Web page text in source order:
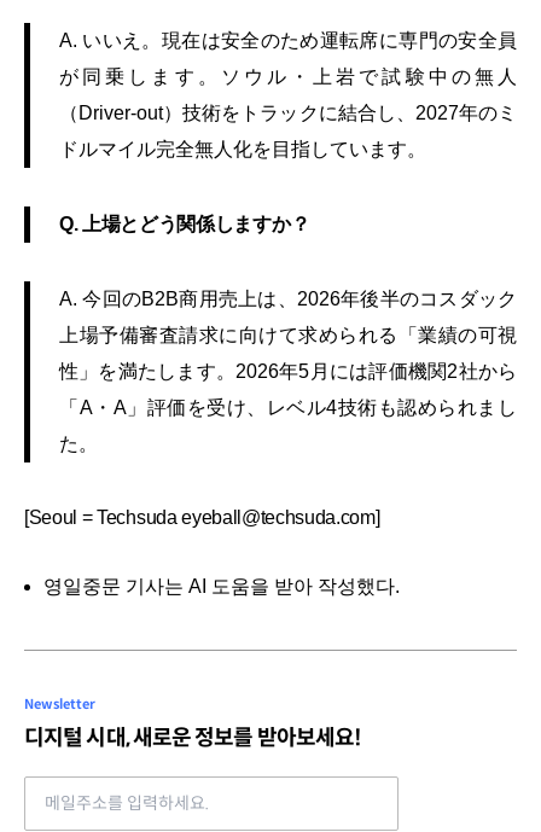
A. いいえ。現在は安全のため運転席に専門の安全員
が同乗します。ソウル・上岩で試験中の無人
（Driver-out）技術をトラックに結合し、2027年のミ
ドルマイル完全無人化を目指しています。
Q. 上場とどう関係しますか？
A. 今回のB2B商用売上は、2026年後半のコスダック
上場予備審査請求に向けて求められる「業績の可視
性」を満たします。2026年5月には評価機関2社から
「A・A」評価を受け、レベル4技術も認められまし
た。
[Seoul = Techsuda eyeball@techsuda.com]
영일중문 기사는 AI 도움을 받아 작성했다.
Newsletter
디지털 시대, 새로운 정보를 받아보세요!
Email address